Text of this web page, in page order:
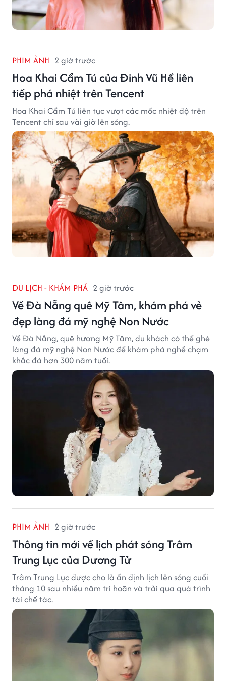
PHIM ẢNH 2 giờ trước
Hoa Khai Cẩm Tú của Đinh Vũ Hề liên
tiếp phá nhiệt trên Tencent
Hoa Khai Cẩm Tú liên tục vượt các mốc nhiệt độ trên
Tencent chỉ sau vài giờ lên sóng.
DU LỊCH - KHÁM PHÁ 2 giờ trước
Về Đà Nẵng quê Mỹ Tâm, khám phá vẻ
đẹp làng đá mỹ nghệ Non Nước
Về Đà Nẵng, quê hương Mỹ Tâm, du khách có thể ghé
làng đá mỹ nghệ Non Nước để khám phá nghề chạm
khắc đá hơn 300 năm tuổi.
PHIM ẢNH 2 giờ trước
Thông tin mới về lịch phát sóng Trâm
Trung Lục của Dương Tử
Trâm Trung Lục được cho là ấn định lịch lên sóng cuối
tháng 10 sau nhiều năm trì hoãn và trải qua quá trình
tái chế tác.